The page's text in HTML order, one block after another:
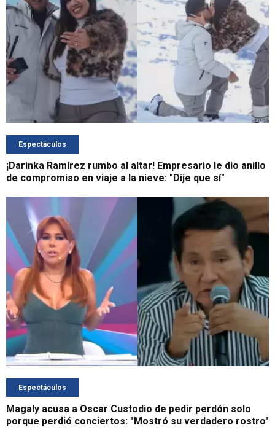
Espectáculos
¡Darinka Ramírez rumbo al altar! Empresario le dio anillo
de compromiso en viaje a la nieve: "Dije que sí"
Espectáculos
Magaly acusa a Oscar Custodio de pedir perdón solo
porque perdió conciertos: "Mostró su verdadero rostro"